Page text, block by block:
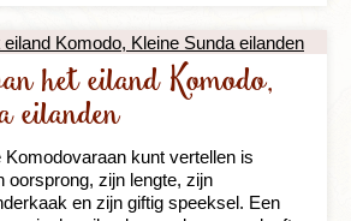
het eiland Komodo,
eilanden
kunt vertellen is
oorsprong, zijn lengte, zijn
en zijn giftig speeksel. Een